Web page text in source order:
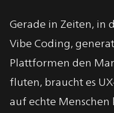
Gerade in Zeiten, in
Vibe Coding,
Plattformen den
fluten, braucht es
auf echte